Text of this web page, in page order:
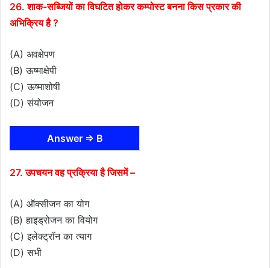
26. शाक-सब्जियों का विघटित होकर कम्पोस्ट बनना किस प्रकार की
अभिक्रिय है ?
(A) अवक्षेपण
(B) ऊष्माक्षेपी
(C) ऊष्माशोषी
(D) संयोजन
Answer ⇒ B
27. उपचयन वह प्रक्रिया है जिसमें –
(A) ऑक्सीजन का योग
(B) हाइड्रोजन का वियोग
(C) इलेक्ट्रॉन का त्याग
(D) सभी